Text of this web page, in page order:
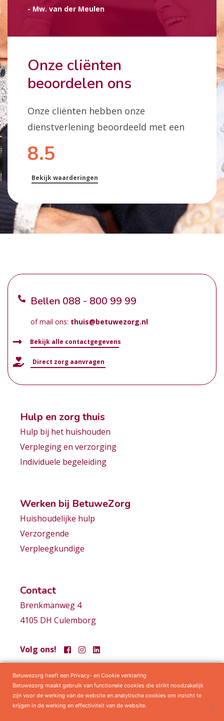
Onze cliënten
beoordelen ons
Onze cliënten hebben onze
dienstverlening beoordeeld met een
8.5
Bekijk waarderingen
- Mw. van der Meulen
Bellen 088 - 800 99 99
of mail ons: thuis@betuwezorg.nl
Bekijk alle contactgegevens
Direct zorg aanvragen
Hulp en zorg thuis
Hulp bij het huishouden
Verpleging en verzorging
Individuele begeleiding
Werken bij BetuweZorg
Huishoudelijke hulp
Verzorgende
Verpleegkundige
Contact
Brenkmanweg 4
4105 DH Culemborg
Volg ons!
Samenwerkingen Privacy statement Algemene voorwaarden
Betuwezorg heeft een Privacy- en Cookie verklaring
Betuwezorg maakt gebruik van functionele cookies die strikt noodzakelijk
zijn voor de werking van de website en analytische cookies om inzicht te
krijgen in de werking en effectiviteit van de website.